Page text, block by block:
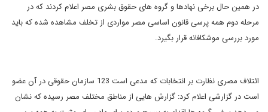
در همین حال برخی نهادها و گروه های حقوق بشری مصر اعلام کردند که در
مرحله دوم همه پرسی قانون اساسی مصر مواردی از تخلف مشاهده شده که باید
مورد بررسی موشکافانه قرار بگیرد.
ائتلاف مصری نظارت بر انتخابات که مدعی است 123 سازمان حقوقی در آن عضو
است در گزارشی اعلام کرد: گزارش هایی از مناطق مختلف مصر رسیده که نشان